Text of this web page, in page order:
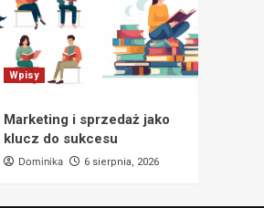
Wpisy
Marketing i sprzedaż jako
klucz do sukcesu
Dominika 6 sierpnia, 2026